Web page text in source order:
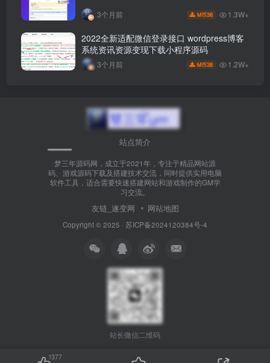
3个月前 M币38 1.3W+
2022全新适配微信登录接口 wordpress博客
系统资讯资源变现下载小程序源码
3个月前 M币38 1.2W+
站点简介
梦三年源码网，成立于2021年，专注于精品网站源
码、游戏源码下载及搭建技术交流，同时提供实用电脑
软件工具，适合需要快速搭建网站和游戏制作的GM学
习交流。
友链_遂变网 网站地图
Copyright © 2025 · 苏ICP备2024120384号-4
站长微信二维码
1377